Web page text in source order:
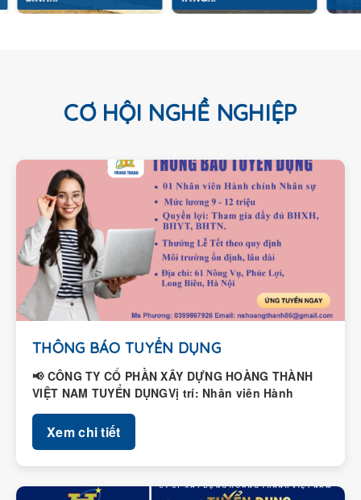
CƠ HỘI NGHỀ NGHIỆP
THÔNG BÁO TUYỂN DỤNG
📢 CÔNG TY CỔ PHẦN XÂY DỰNG HOÀNG THÀNH
VIỆT NAM TUYỂN DỤNGVị trí: Nhân viên Hành
chính – Nhân...
Xem chi tiết